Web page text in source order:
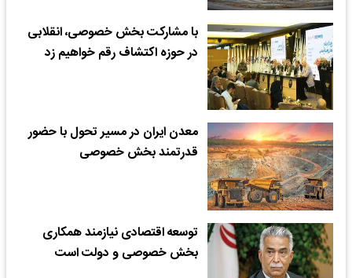
با مشارکت بخش خصوصی، انقلابی
در حوزه اکتشاف رقم خواهیم زد
معدن ایران در مسیر تحول با حضور
قدرتمند بخش خصوصی
توسعه اقتصادی نیازمند همکاری
بخش خصوصی و دولت است